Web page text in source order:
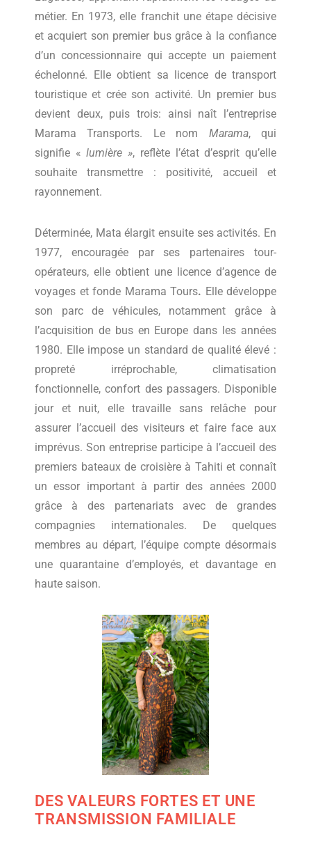
métier. En 1973, elle franchit une étape décisive
et acquiert son premier bus grâce à la confiance
d’un concessionnaire qui accepte un paiement
échelonné. Elle obtient sa licence de transport
touristique et crée son activité. Un premier bus
devient deux, puis trois: ainsi naît l’entreprise
Marama Transports. Le nom Marama, qui
signifie «lumière », reflète l’état d’esprit qu’elle
souhaite transmettre : positivité, accueil et
rayonnement.
Déterminée, Mata élargit ensuite ses activités. En
1977, encouragée par ses partenaires tour-
opérateurs, elle obtient une licence d’agence de
voyages et fonde Marama Tours. Elle développe
son parc de véhicules, notamment grâce à
l’acquisition de bus en Europe dans les années
1980. Elle impose un standard de qualité élevé :
propreté irréprochable, climatisation
fonctionnelle, confort des passagers. Disponible
jour et nuit, elle travaille sans relâche pour
assurer l’accueil des visiteurs et faire face aux
imprévus. Son entreprise participe à l’accueil des
premiers bateaux de croisière à Tahiti et connaît
un essor important à partir des années 2000
grâce à des partenariats avec de grandes
compagnies internationales. De quelques
membres au départ, l’équipe compte désormais
une quarantaine d’employés, et davantage en
haute saison.
DES VALEURS FORTES ET UNE
TRANSMISSION FAMILIALE